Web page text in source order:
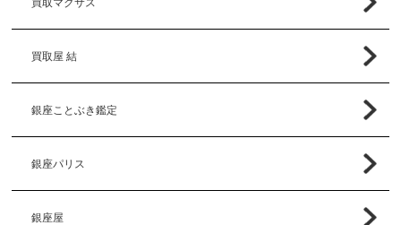
買取マクサス
買取屋 結
銀座ことぶき鑑定
銀座パリス
銀座屋